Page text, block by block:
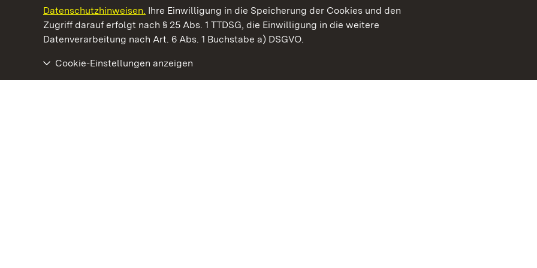
Datenschutzhinweisen. Ihre Einwilligung in die Speicherung der Cookies und den
Zugriff darauf erfolgt nach § 25 Abs. 1 TTDSG, die Einwilligung in die weitere
Datenverarbeitung nach Art. 6 Abs. 1 Buchstabe a) DSGVO.
Cookie-Einstellungen anzeigen
Kommen. Staunen. Genießen.